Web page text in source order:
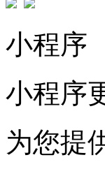
小程序
小程序
为您提